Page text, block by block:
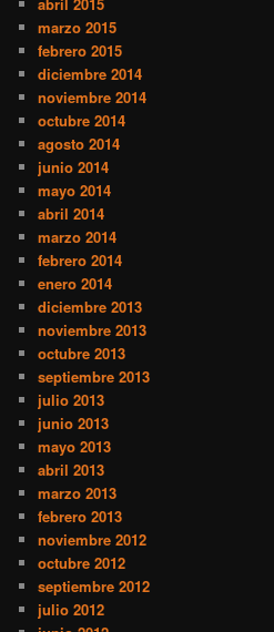
abril 2015
marzo 2015
febrero 2015
diciembre 2014
noviembre 2014
octubre 2014
agosto 2014
junio 2014
mayo 2014
abril 2014
marzo 2014
febrero 2014
enero 2014
diciembre 2013
noviembre 2013
octubre 2013
septiembre 2013
julio 2013
junio 2013
mayo 2013
abril 2013
marzo 2013
febrero 2013
noviembre 2012
octubre 2012
septiembre 2012
julio 2012